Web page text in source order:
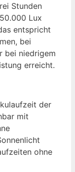
Stunden
Lux
entspricht
bei
bei niedrigem
erreicht.
der
mit
ohne